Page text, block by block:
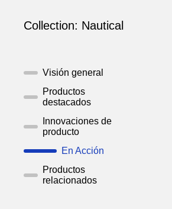
Collection: Nautical
Visión general
Productos
destacados
Innovaciones de
producto
En Acción
Productos
relacionados